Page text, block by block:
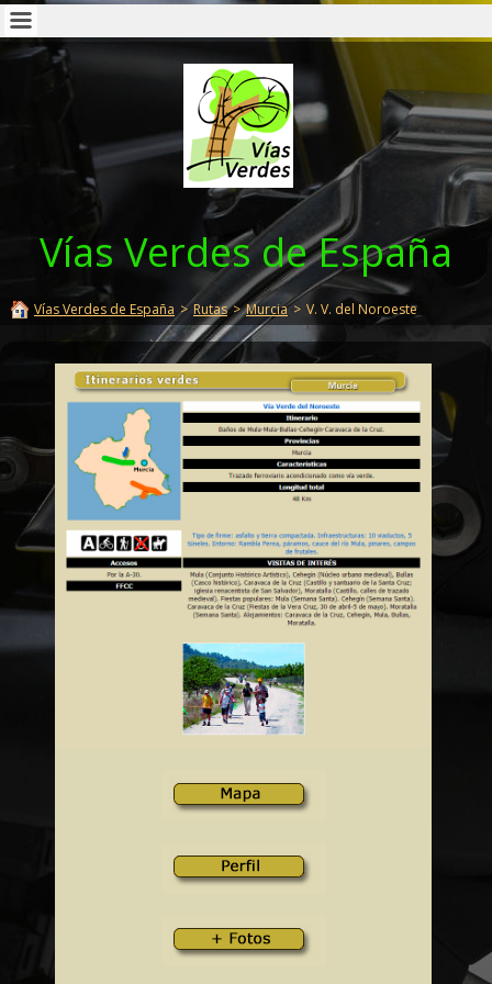
Vías Verdes de España
Vías Verdes de España > Rutas > Murcia > V. V. del Noroeste